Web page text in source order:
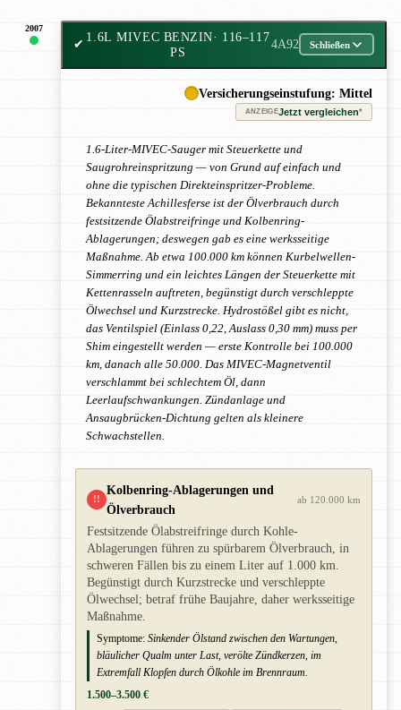
2007
✔
1.6L MIVEC BENZIN· 116–117
PS
4A92 Schließen
Versicherungseinstufung: Mittel
ANZEIGEJetzt vergleichen*
1.6-Liter-MIVEC-Sauger mit Steuerkette und
Saugrohreinspritzung — von Grund auf einfach und
ohne die typischen Direkteinspritzer-Probleme.
Bekannteste Achillesferse ist der Ölverbrauch durch
festsitzende Ölabstreifringe und Kolbenring-
Ablagerungen; deswegen gab es eine werksseitige
Maßnahme. Ab etwa 100.000 km können Kurbelwellen-
Simmerring und ein leichtes Längen der Steuerkette mit
Kettenrasseln auftreten, begünstigt durch verschleppte
Ölwechsel und Kurzstrecke. Hydrostößel gibt es nicht,
das Ventilspiel (Einlass 0,22, Auslass 0,30 mm) muss per
Shim eingestellt werden — erste Kontrolle bei 100.000
km, danach alle 50.000. Das MIVEC-Magnetventil
verschlammt bei schlechtem Öl, dann
Leerlaufschwankungen. Zündanlage und
Ansaugbrücken-Dichtung gelten als kleinere
Schwachstellen.
!!
Kolbenring-Ablagerungen und
Ölverbrauch
ab 120.000 km
Festsitzende Ölabstreifringe durch Kohle-
Ablagerungen führen zu spürbarem Ölverbrauch, in
schweren Fällen bis zu einem Liter auf 1.000 km.
Begünstigt durch Kurzstrecke und verschleppte
Ölwechsel; betraf frühe Baujahre, daher werksseitige
Maßnahme.
Symptome: Sinkender Ölstand zwischen den Wartungen,
bläulicher Qualm unter Last, verölte Zündkerzen, im
Extremfall Klopfen durch Ölkohle im Brennraum.
1.500–3.500 €